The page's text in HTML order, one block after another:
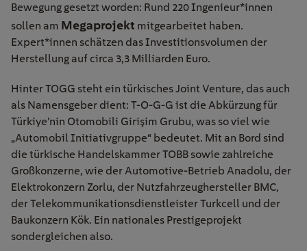
Bewegung gesetzt worden: Rund 220 Ingenieur*innen
sollen am Megaprojekt mitgearbeitet haben.
Expert*innen schätzen das Investitionsvolumen der
Herstellung auf circa 3,3 Milliarden Euro.
Hinter TOGG steht ein türkisches Joint Venture, das auch
als Namensgeber dient: T-O-G-G ist die Abkürzung für
Türkiye’nin Otomobili Girişim Grubu, was so viel wie
„Automobil Initiativgruppe“ bedeutet. Mit an Bord sind
die türkische Handelskammer TOBB sowie zahlreiche
Großkonzerne, wie der Automotive-Betrieb Anadolu, der
Elektrokonzern Zorlu, der Nutzfahrzeughersteller BMC,
der Telekommunikationsdienstleister Turkcell und der
Baukonzern Kök. Ein nationales Prestigeprojekt
sondergleichen also.